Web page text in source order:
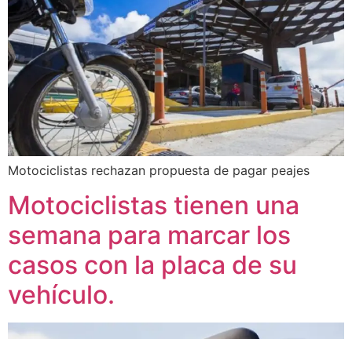
Motociclistas rechazan propuesta de pagar peajes
Motociclistas tienen una
semana para marcar los
casos con la placa de su
vehículo.